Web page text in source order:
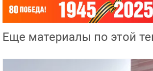
Еще материалы по этой